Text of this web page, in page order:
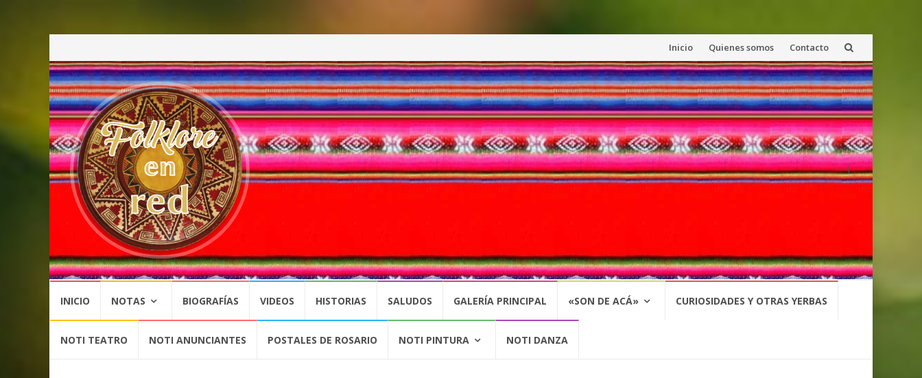
Saltar
al
contenido
Inicio Quienes somos Contacto
1
contenido
INICIO NOTAS BIOGRAFÍAS VIDEOS HISTORIAS SALUDOS GALERÍA PRINCIPAL «SON DE ACÁ» CURIOSIDADES Y OTRAS YERBAS
NOTI TEATRO NOTI ANUNCIANTES POSTALES DE ROSARIO NOTI PINTURA NOTI DANZA